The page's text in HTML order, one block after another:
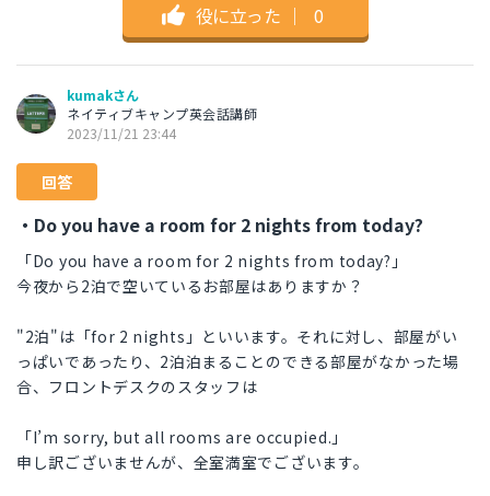
役に立った ｜ 0
kumakさん
ネイティブキャンプ英会話講師
2023/11/21 23:44
回答
・Do you have a room for 2 nights from today?
「Do you have a room for 2 nights from today?」
今夜から2泊で空いているお部屋はありますか？
"2泊"は「for 2 nights」といいます。それに対し、部屋がい
っぱいであったり、2泊泊まることのできる部屋がなかった場
合、フロントデスクのスタッフは
「I’m sorry, but all rooms are occupied.」
申し訳ございませんが、全室満室でございます。